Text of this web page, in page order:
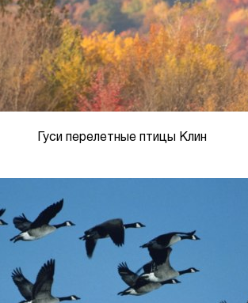
Гуси перелетные птицы Клин